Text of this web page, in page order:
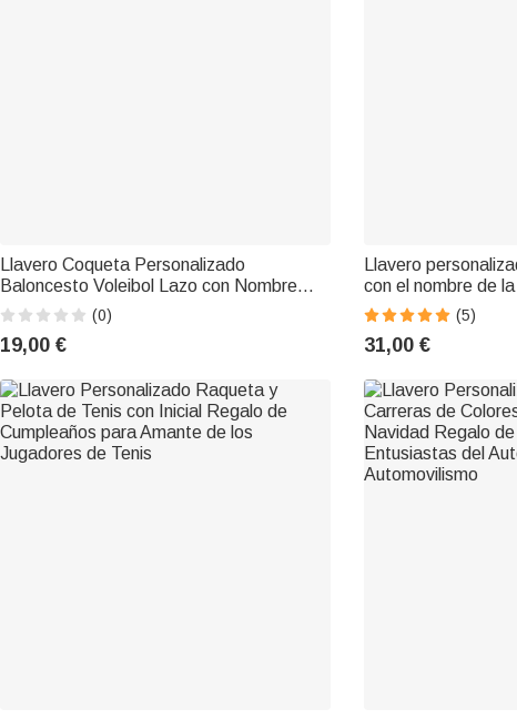
Llavero Coqueta Personalizado
Baloncesto Voleibol Lazo con Nombre
Fiesta de Cumpleaños Regalo para
Amante de los Deportes
(0)
19,00 €
Llavero
con el nombre de
grabado y con un
Pickleball
(5)
31,00 €